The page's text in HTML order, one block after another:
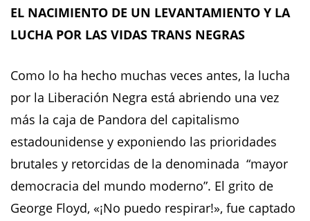
EL NACIMIENTO DE UN LEVANTAMIENTO Y LA
LUCHA POR LAS VIDAS TRANS NEGRAS
Como lo ha hecho muchas veces antes, la lucha
por la Liberación Negra está abriendo una vez
más la caja de Pandora del capitalismo
estadounidense y exponiendo las prioridades
brutales y retorcidas de la denominada “mayor
democracia del mundo moderno”. El grito de
George Floyd, «¡No puedo respirar!», fue captado